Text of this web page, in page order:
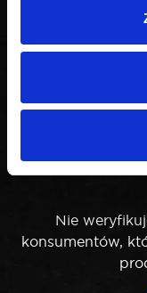
Nie
konsumentów,